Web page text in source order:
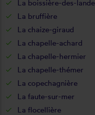
La boissière-des-
La bruffière
La chaize-giraud
La chapelle-achard
La chapelle-hermier
La chapelle-thémer
La copechagnière
La faute-sur-mer
La flocellière